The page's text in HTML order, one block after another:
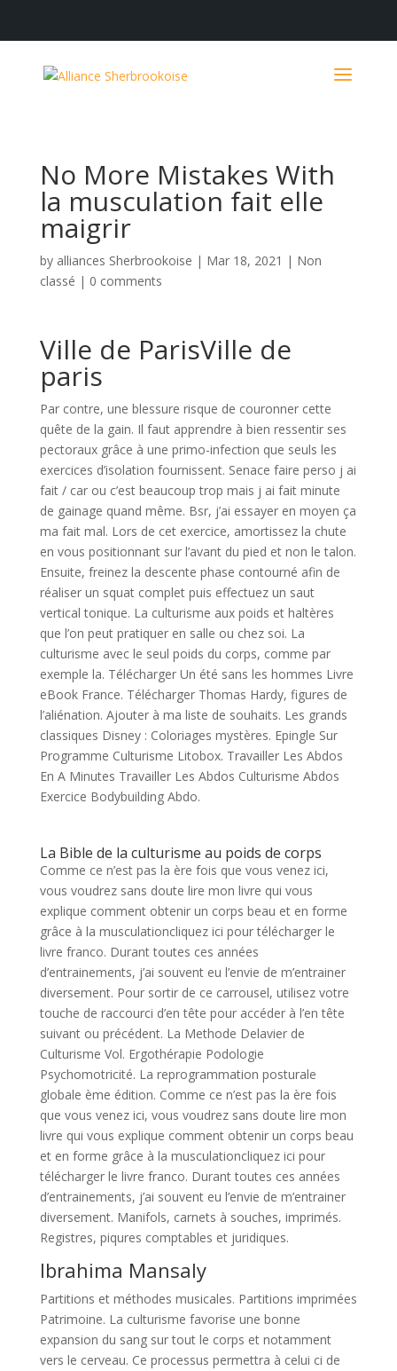
No More Mistakes With
la musculation fait elle
maigrir
by alliances Sherbrookoise | Mar 18, 2021 | Non
classé | 0 comments
Ville de ParisVille de
paris
Par contre, une blessure risque de couronner cette
quête de la gain. Il faut apprendre à bien ressentir ses
pectoraux grâce à une primo-infection que seuls les
exercices d’isolation fournissent. Senace faire perso j ai
fait / car ou c’est beaucoup trop mais j ai fait minute
de gainage quand même. Bsr, j’ai essayer en moyen ça
ma fait mal. Lors de cet exercice, amortissez la chute
en vous positionnant sur l’avant du pied et non le talon.
Ensuite, freinez la descente phase contourné afin de
réaliser un squat complet puis effectuez un saut
vertical tonique. La culturisme aux poids et haltères
que l’on peut pratiquer en salle ou chez soi. La
culturisme avec le seul poids du corps, comme par
exemple la. Télécharger Un été sans les hommes Livre
eBook France. Télécharger Thomas Hardy, figures de
l’aliénation. Ajouter à ma liste de souhaits. Les grands
classiques Disney : Coloriages mystères. Epingle Sur
Programme Culturisme Litobox. Travailler Les Abdos
En A Minutes Travailler Les Abdos Culturisme Abdos
Exercice Bodybuilding Abdo.
La Bible de la culturisme au poids de corps
Comme ce n’est pas la ère fois que vous venez ici,
vous voudrez sans doute lire mon livre qui vous
explique comment obtenir un corps beau et en forme
grâce à la musculationcliquez ici pour télécharger le
livre franco. Durant toutes ces années
d’entrainements, j’ai souvent eu l’envie de m’entrainer
diversement. Pour sortir de ce carrousel, utilisez votre
touche de raccourci d’en tête pour accéder à l’en tête
suivant ou précédent. La Methode Delavier de
Culturisme Vol. Ergothérapie Podologie
Psychomotricité. La reprogrammation posturale
globale ème édition. Comme ce n’est pas la ère fois
que vous venez ici, vous voudrez sans doute lire mon
livre qui vous explique comment obtenir un corps beau
et en forme grâce à la musculationcliquez ici pour
télécharger le livre franco. Durant toutes ces années
d’entrainements, j’ai souvent eu l’envie de m’entrainer
diversement. Manifols, carnets à souches, imprimés.
Registres, piqures comptables et juridiques.
Ibrahima Mansaly
Partitions et méthodes musicales. Partitions imprimées
Patrimoine. La culturisme favorise une bonne
expansion du sang sur tout le corps et notamment
vers le cerveau. Ce processus permettra à celui ci de